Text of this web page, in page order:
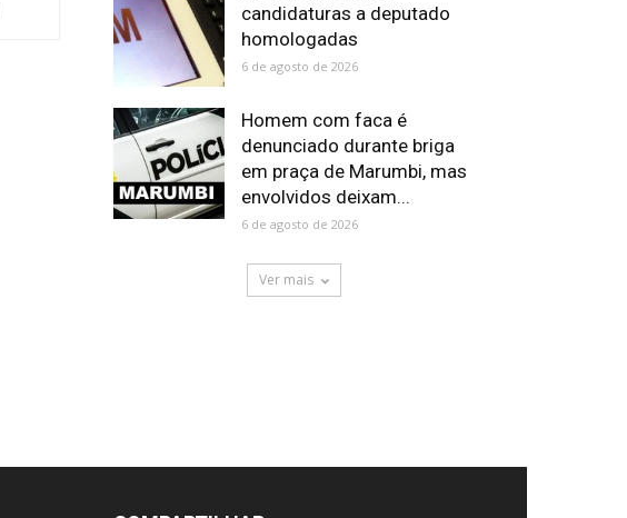
candidaturas a deputado
homologadas
6 de agosto de 2026
Homem com faca é
denunciado durante briga
em praça de Marumbi, mas
envolvidos deixam...
6 de agosto de 2026
Ver mais